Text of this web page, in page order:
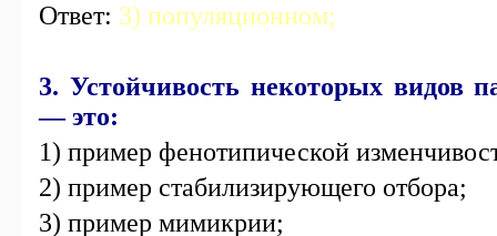
Ответ: 3) популяционном;
3. Устойчивость некоторых видов
— это:
1) пример фенотипической
2) пример стабилизирующего отбора;
3) пример мимикрии;